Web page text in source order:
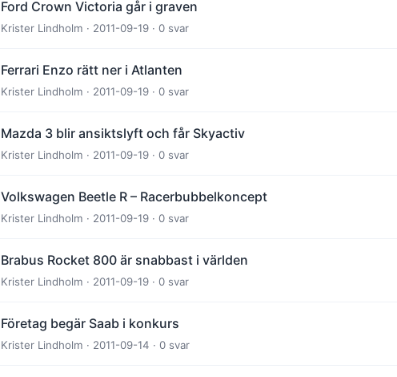
Ford Crown Victoria går i graven
Krister Lindholm · 2011-09-19 · 0 svar
Ferrari Enzo rätt ner i Atlanten
Krister Lindholm · 2011-09-19 · 0 svar
Mazda 3 blir ansiktslyft och får Skyactiv
Krister Lindholm · 2011-09-19 · 0 svar
Volkswagen Beetle R – Racerbubbelkoncept
Krister Lindholm · 2011-09-19 · 0 svar
Brabus Rocket 800 är snabbast i världen
Krister Lindholm · 2011-09-19 · 0 svar
Företag begär Saab i konkurs
Krister Lindholm · 2011-09-14 · 0 svar